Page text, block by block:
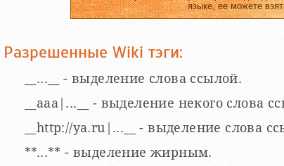
языке, ее можете
Разрешенные Wiki тэги:
__...__ - выделение слова ссылой.
__aaa|...__ - выделение некого слова
__http://ya.ru|...__ - выделение слова
**...** - выделение жирным.